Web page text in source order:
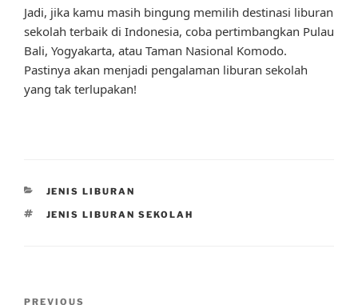
Jadi, jika kamu masih bingung memilih destinasi liburan
sekolah terbaik di Indonesia, coba pertimbangkan Pulau
Bali, Yogyakarta, atau Taman Nasional Komodo.
Pastinya akan menjadi pengalaman liburan sekolah
yang tak terlupakan!
CATEGORIES
JENIS LIBURAN
TAGS
JENIS LIBURAN SEKOLAH
PREVIOUS